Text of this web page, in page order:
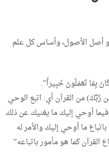
أصل الأصول، وأساس كل علم
بِمَا تَعْمَلُونَ خَبِيراً”.
رَّبِّكَ) من القرآن أي: اتبع الوحي
أوحي إليك ما يغنيك عن ذلك
ما أوحي إليك والأمر له
كما هو مأمور باتباعه”